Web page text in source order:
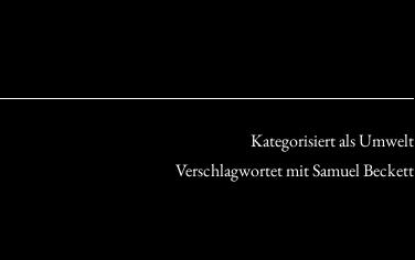
Kategorisiert alsUmwelt
Verschlagwortet mitSamuel Beckett